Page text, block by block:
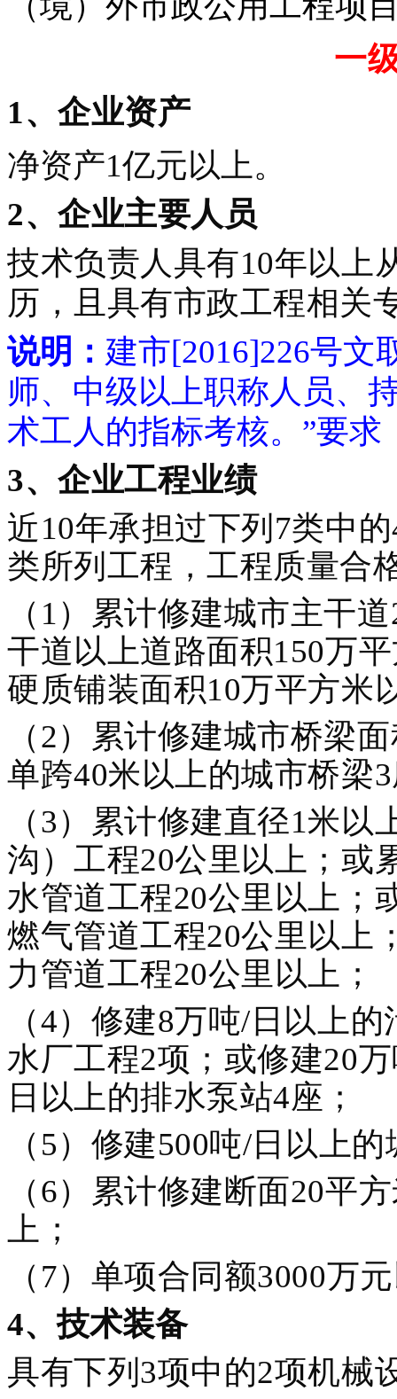
一
1、企业资产
净资产1亿元以上。
2、企业主要人员
技术负责人具有10年以上
历，且具有市政工程相关
说明： 建市[2016]226号文
师、中级以上职称人员、
术工人的指标考核。”要求
3、企业工程业绩
近10年承担过下列7类中
类所列工程，工程质量合
（1）累计修建城市主干
干道以上道路面积150万
硬质铺装面积10万平方米
（2）累计修建城市桥梁
单跨40米以上的城市桥梁
（3）累计修建直径1米
沟）工程20公里以上；或
水管道工程20公里以上；
燃气管道工程20公里以上
力管道工程20公里以上；
（4）修建8万吨/日以上
水厂工程2项；或修建20
日以上的排水泵站4座；
（5）修建500吨/日以上
（6）累计修建断面20平
上；
（7）单项合同额3000万
4、技术装备
具有下列3项中的2项机械